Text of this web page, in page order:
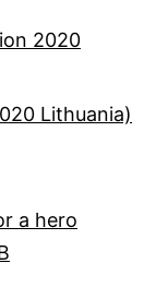
2020
Lithuania)
a hero